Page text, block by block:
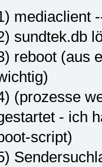
mediaclient
sundtek.db
reboot (aus
(prozesse
- ich
script)